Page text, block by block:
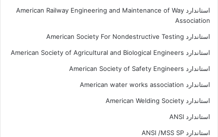
استاندارد American Railway Engineering and Maintenance of Way
Association
استاندارد American Society For Nondestructive Testing
استاندارد American Society of Agricultural and Biological Engineers
استاندارد American Society of Safety Engineers
استاندارد American water works association
استاندارد American Welding Society
استاندارد ANSI
استاندارد ANSI /MSS SP